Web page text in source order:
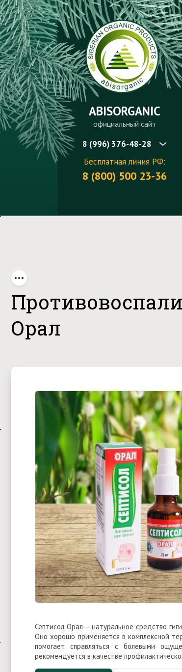
ABISORGANIC
официальный сайт
8 (996) 376-48-28
Бесплатная линия РФ:
8 (800) 500 23-36
Орал
Орал
Септисол Орал – натуральное средство
Оно хорошо применяется в комплексной
помогает справляться с болевыми
рекомендуется в качестве